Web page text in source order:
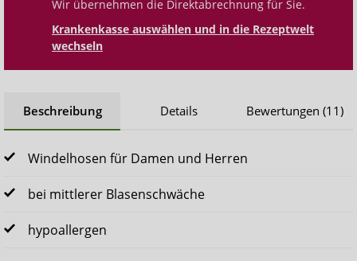
Wir übernehmen die Direktabrechnung für Sie.
Krankenkasse auswählen und in die Rezeptwelt
wechseln
Beschreibung Details Bewertungen (11)
Windelhosen für Damen und Herren
bei mittlerer Blasenschwäche
hypoallergen